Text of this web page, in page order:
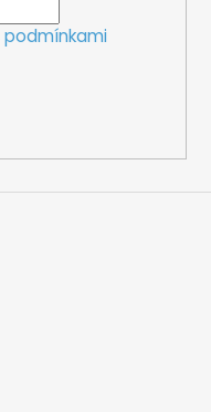
podmínkami